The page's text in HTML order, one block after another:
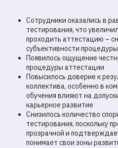
Сотрудники оказались в
тестирования, что
проходить аттестацию –
субъективности процедуры
Появилось ощущение
процедуры аттестации
Повысилось доверие к
коллектива, особенно в
обучения влияют на
карьерное развитие
Снизилось количество
тестирования, поскольку
прозрачной и
понимает свои зоны
Политика обработки
История
Статус
Инструкции
Пробный тест
Компания
О компании
Контакты
Блог
Отзывы FAQ